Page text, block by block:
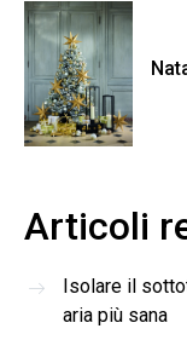
Articoli
Isolare il
aria più sana